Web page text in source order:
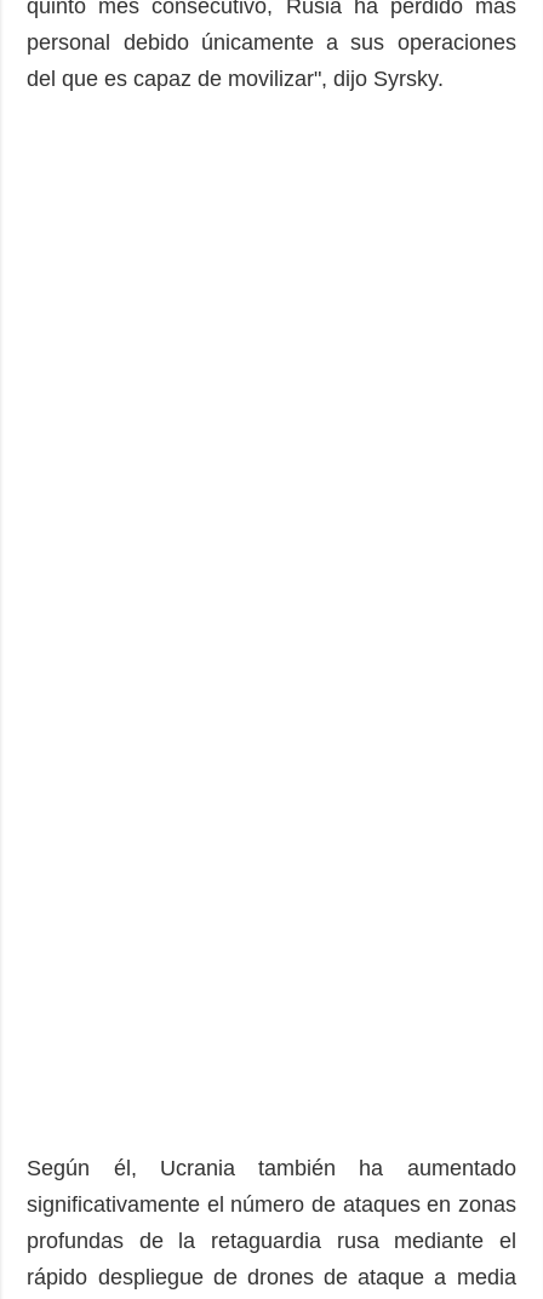
quinto mes consecutivo, Rusia ha perdido más
personal debido únicamente a sus operaciones
del que es capaz de movilizar", dijo Syrsky.
Según él, Ucrania también ha aumentado
significativamente el número de ataques en zonas
profundas de la retaguardia rusa mediante el
rápido despliegue de drones de ataque a media